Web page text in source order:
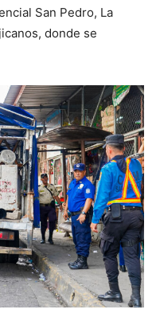
San Pedro, La
donde se